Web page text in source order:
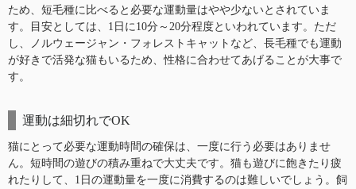
ため、短毛種に比べると必要な運動量はやや少ないとされていま
す。目安としては、1日に10分～20分程度といわれています。ただ
し、ノルウェージャン・フォレストキャットなど、長毛種でも運動
が好きで活発な猫もいるため、性格に合わせてあげることが大事で
す。
運動は細切れでOK
猫にとって必要な運動時間の確保は、一度に行う必要はありませ
ん。短時間の遊びの積み重ねで大丈夫です。猫も遊びに飽きたり疲
れたりして、1日の運動量を一度に消費するのは難しいでしょう。飼